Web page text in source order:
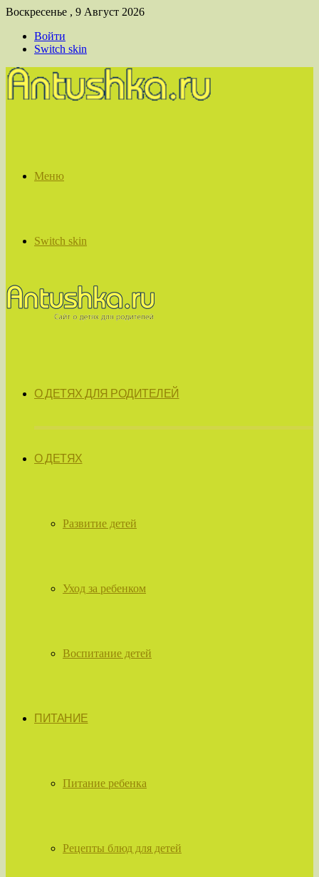
Воскресенье , 9 Август 2026
Войти
Switch skin
Меню
Switch skin
О ДЕТЯХ ДЛЯ РОДИТЕЛЕЙ
О ДЕТЯХ
Развитие детей
Уход за ребенком
Воспитание детей
ПИТАНИЕ
Питание ребенка
Рецепты блюд для детей